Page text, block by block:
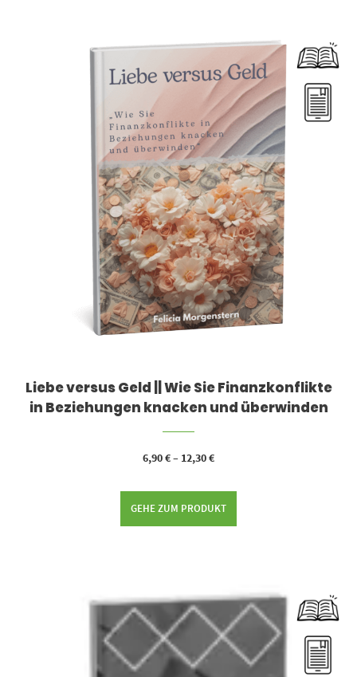
Liebe versus Geld || Wie Sie Finanzkonflikte
in Beziehungen knacken und überwinden
6,90€– 12,30€
GEHE ZUM PRODUKT